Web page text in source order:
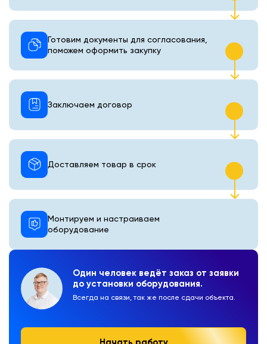
Один человек ведёт заказ от заявки
до установки оборудования.
Всегда на связи, так же после сдачи объекта.
Начать работу
Готовим документы для согласования,
поможем оформить закупку
Монтируем и настраиваем
оборудование
Доставляем товар в срок
Заключаем договор